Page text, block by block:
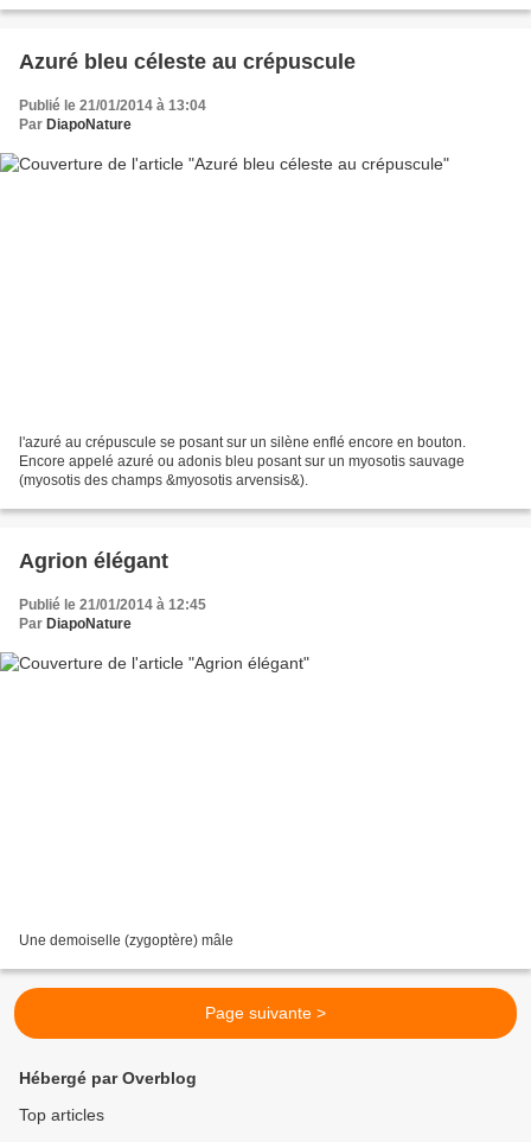
Azuré bleu céleste au crépuscule
Publié le 21/01/2014 à 13:04
Par DiapoNature
l'azuré au crépuscule se posant sur un silène enflé encore en bouton.
Encore appelé azuré ou adonis bleu posant sur un myosotis sauvage
(myosotis des champs &myosotis arvensis&).
Agrion élégant
Publié le 21/01/2014 à 12:45
Par DiapoNature
Une demoiselle (zygoptère) mâle
Page suivante >
Hébergé par Overblog
Top articles